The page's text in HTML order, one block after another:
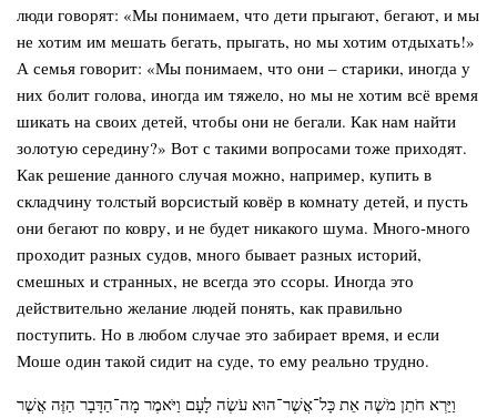
люди говорят: «Мы понимаем, что дети прыгают, бегают, и мы
не хотим им мешать бегать, прыгать, но мы хотим отдыхать!»
А семья говорит: «Мы понимаем, что они – старики, иногда у
них болит голова, иногда им тяжело, но мы не хотим всё время
шикать на своих детей, чтобы они не бегали. Как нам найти
золотую середину?» Вот с такими вопросами тоже приходят.
Как решение данного случая можно, например, купить в
складчину толстый ворсистый ковёр в комнату детей, и пусть
они бегают по ковру, и не будет никакого шума. Много-много
проходит разных судов, много бывает разных историй,
смешных и странных, не всегда это ссоры. Иногда это
действительно желание людей понять, как правильно
поступить. Но в любом случае это забирает время, и если
Моше один такой сидит на суде, то ему реально трудно.
וַיַּרְא חֹתֵן מֹשֶׁה אֵת כָּל־אֲשֶׁר־הוּא עֹשֶׂה לָעָם וַיֹּאמֶר מָה־הַדָּבָר הַזֶּה אֲשֶׁר